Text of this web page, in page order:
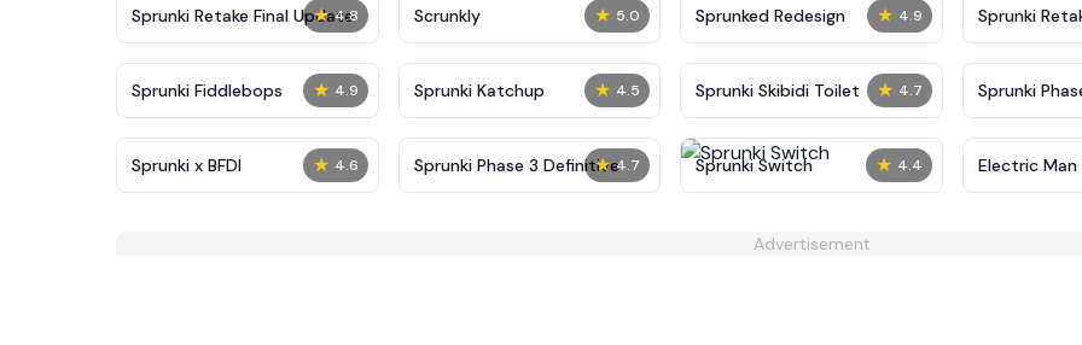
★ 4.8
Sprunki Retake Final Update ★ 5.0
Scrunkly ★ 4.9
Sprunked Redesign Sprunki
★ 4.9
Sprunki Fiddlebops ★ 4.5
Sprunki Katchup ★ 4.7
Sprunki Skibidi Toilet Sprunki
★ 4.6
Sprunki x BFDI ★ 4.7
Sprunki Phase 3 Definitive ★ 4.4
Sprunki Switch Electric Man
Advertisement